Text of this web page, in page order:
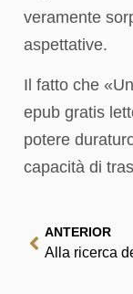
veramente
aspettative.
Il fatto che
epub gratis
potere
capacità di
ANTERIOR